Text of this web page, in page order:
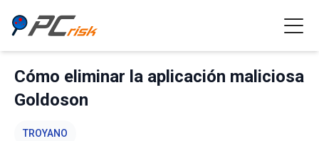
Cómo eliminar la aplicación maliciosa
Goldoson
TROYANO